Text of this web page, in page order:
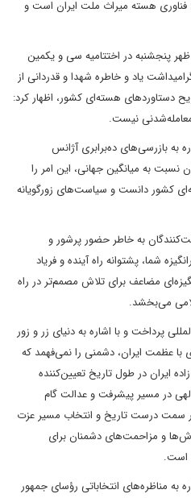
هسته میراث ملت ایران است و
پنجشنبه در اختتامیه سی و یکمین
یاد و خاطره شهدا و قدردانی از
دستاوردهای هسته‌ای کشور، اظهار کرد:
نیست.
به بازرسی‌های ده‌برابری آژانس
نسبت به میانگین جهانی، این امر را
کشور دانست و سیاست‌های زورگویانه
به خاطر حضور پرشور و
شما، پشتوانه راه آینده و فریاد
مضاعف برای تلاش مصمم‌تر در راه
می‌بخشد.
پرداخت و با اشاره به دنیای زر و زور
با عظمت ایران، دشمنی را نمی‌فهمد که
ایران در طول تاریخ تعیین‌کننده
در مسیر پیشرفت و عدالت گام
سمت درست تاریخ و انتخاب مسیر عزت
و مزاحمت‌های دشمنان برای
است.
به مناظره‌های انتخاباتی رؤسای جمهور